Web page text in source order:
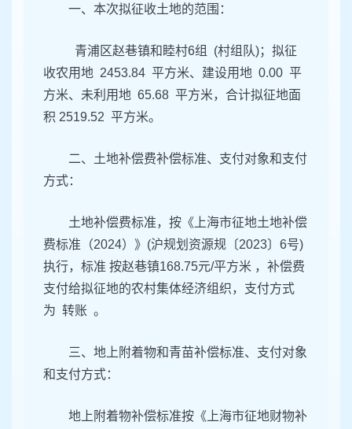
一、本次拟征收土地的范围：
青浦区赵巷镇和睦村6组 (村组队)；拟征
收农用地 2453.84 平方米、建设用地 0.00 平
方米、未利用地 65.68 平方米，合计拟征地面
积 2519.52 平方米。
二、土地补偿费补偿标准、支付对象和支付
方式：
土地补偿费标准，按《上海市征地土地补偿
费标准（2024）》(沪规划资源规〔2023〕6号)
执行，标准 按赵巷镇168.75元/平方米 ，补偿费
支付给拟征地的农村集体经济组织，支付方式
为 转账 。
三、地上附着物和青苗补偿标准、支付对象
和支付方式：
地上附着物补偿标准按《上海市征地财物补